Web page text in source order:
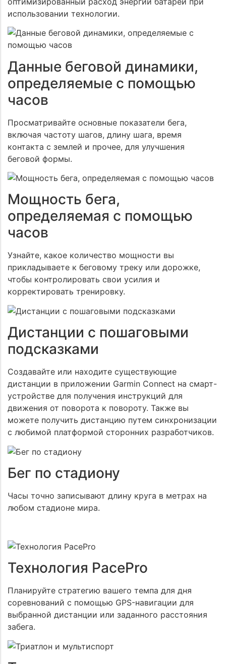
использовании технологии.
Данные беговой динамики,
определяемые с помощью
часов
Просматривайте основные показатели бега,
включая частоту шагов, длину шага, время
контакта с землей и прочее, для улучшения
беговой формы.
Мощность бега,
определяемая с помощью
часов
Узнайте, какое количество мощности вы
прикладываете к беговому треку или дорожке,
чтобы контролировать свои усилия и
корректировать тренировку.
Дистанции с пошаговыми
подсказками
Создавайте или находите существующие
дистанции в приложении Garmin Connect на смарт-
устройстве для получения инструкций для
движения от поворота к повороту. Также вы
можете получить дистанцию путем синхронизации
с любимой платформой сторонних разработчиков.
Бег по стадиону
Часы точно записывают длину круга в метрах на
любом стадионе мира.
Технология PacePro
Планируйте стратегию вашего темпа для дня
соревнований с помощью GPS-навигации для
выбранной дистанции или заданного расстояния
забега.